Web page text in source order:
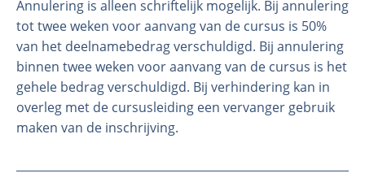
Annulering is alleen schriftelijk mogelijk. Bij annulering
tot twee weken voor aanvang van de cursus is 50%
van het deelnamebedrag verschuldigd. Bij annulering
binnen twee weken voor aanvang van de cursus is het
gehele bedrag verschuldigd. Bij verhindering kan in
overleg met de cursusleiding een vervanger gebruik
maken van de inschrijving.